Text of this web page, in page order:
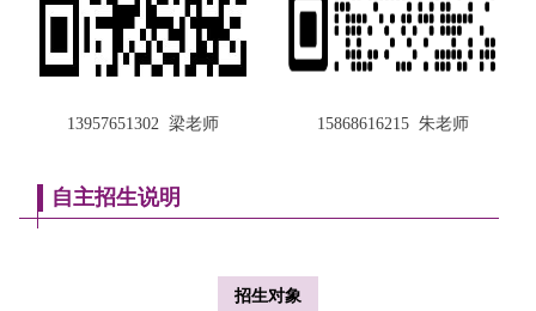
13957651302 梁老师 15868616215 朱老师
自主招生说明
招生对象